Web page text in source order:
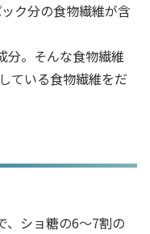
ク分の食物繊維が含
分。そんな食物繊維
ている食物繊維をだ
、ショ糖の6～7割の